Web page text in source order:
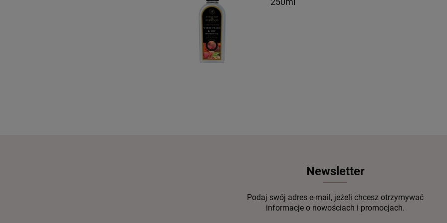
Newsletter
Podaj swój adres e-mail, jeżeli chcesz otrzymywać
informacje o nowościach i promocjach.